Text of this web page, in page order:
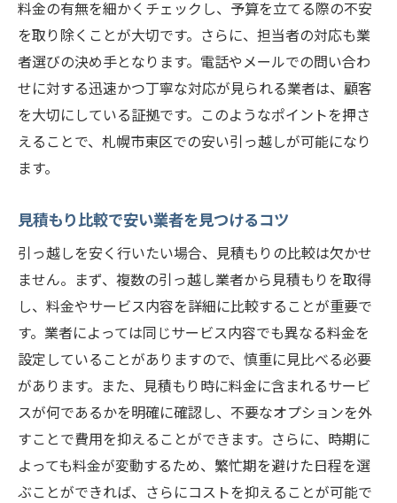
赤帽恵庭スプリング運送が教える札幌市東区の
引っ越し術
効率的な荷造りのテクニック
プロが教える梱包のコツ
引っ越し当日のスムーズな作業手順
赤帽恵庭スプリング運送の特別サービスを
活用
札幌市東区での引っ越しを成功させる秘訣
札幌市東区で引っ越しを安く済ませるコツ
引っ越し計画を立てるときの重要ポイント
同一エリア内での引っ越しのメリット
フリーランスや学生向けの引っ越しプラン
短距離引っ越しでの費用節約方法
引っ越し前に家族や友人と共有するタスク
赤帽恵庭スプリング運送のユニークなプラ
料金の有無を細かくチェックし、予算を立てる際の不安
を取り除くことが大切です。さらに、担当者の対応も業
者選びの決め手となります。電話やメールでの問い合わ
せに対する迅速かつ丁寧な対応が見られる業者は、顧客
を大切にしている証拠です。このようなポイントを押さ
えることで、札幌市東区での安い引っ越しが可能になり
ます。
見積もり比較で安い業者を見つけるコツ
引っ越しを安く行いたい場合、見積もりの比較は欠かせ
ません。まず、複数の引っ越し業者から見積もりを取得
し、料金やサービス内容を詳細に比較することが重要で
す。業者によっては同じサービス内容でも異なる料金を
設定していることがありますので、慎重に見比べる必要
があります。また、見積もり時に料金に含まれるサービ
スが何であるかを明確に確認し、不要なオプションを外
すことで費用を抑えることができます。さらに、時期に
よっても料金が変動するため、繁忙期を避けた日程を選
ぶことができれば、さらにコストを抑えることが可能で